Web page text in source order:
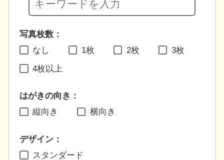
写真枚数：
なし
1枚 2枚 3枚
4枚以上
はがきの向き：
縦向き
横向き
デザイン：
スタンダード